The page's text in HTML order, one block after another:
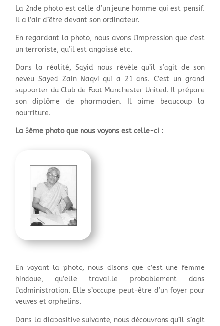
La 2nde photo est celle d’un jeune homme qui est pensif.
Il a l’air d’être devant son ordinateur.
En regardant la photo, nous avons l’impression que c’est
un terroriste, qu’il est angoissé etc.
Dans la réalité, Sayid nous révèle qu’il s’agit de son
neveu Sayed Zain Naqvi qui a 21 ans. C’est un grand
supporter du Club de Foot Manchester United. Il prépare
son diplôme de pharmacien. Il aime beaucoup la
nourriture.
La 3ème photo que nous voyons est celle-ci :
En voyant la photo, nous disons que c’est une femme
hindoue, qu’elle travaille probablement dans
l’administration. Elle s’occupe peut-être d’un foyer pour
veuves et orphelins.
Dans la diapositive suivante, nous découvrons qu’il s’agit